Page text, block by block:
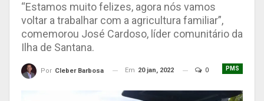
“Estamos muito felizes, agora nós vamos
voltar a trabalhar com a agricultura familiar”,
comemorou José Cardoso, líder comunitário da
Ilha de Santana.
PMS
Por Cleber Barbosa Em 20 jan, 2022 0